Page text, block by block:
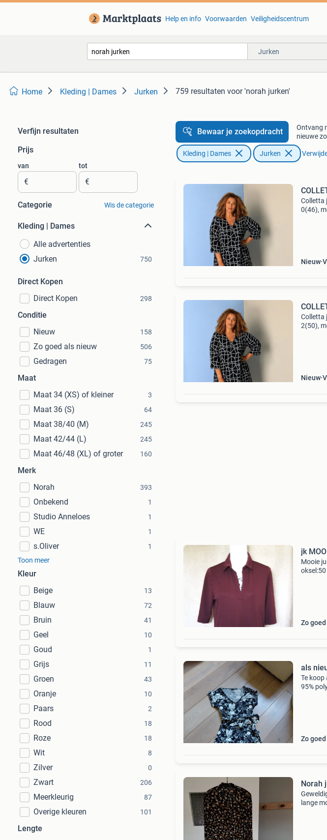
Help en info Voorwaarden Veiligheidscentrum
Jurken
Home Kleding | Dames Jurken 759 resultaten voor 'norah jurken'
Verfijn resultaten
Prijs
van
€
tot
€
Categorie Wis de categorie
Kleding | Dames
Alle advertenties
Jurken
750
Direct Kopen
Direct Kopen
298
Conditie
Nieuw
158
Zo goed als nieuw 506
Gedragen 75
Maat
Maat 34 (XS) of kleiner
3
Maat 36 (S) 64
Maat 38/40 (M) 245
Maat 42/44 (L) 245
Maat 46/48 (XL) of groter 160
Merk
Norah
393
Onbekend 1
Studio Anneloes 1
WE 1
s.Oliver
1
Toon meer
Kleur
Beige
13
Blauw 72
Bruin 41
Geel 10
Goud 1
Grijs 11
Groen 43
Oranje 10
Paars 2
Rood 18
Roze 18
Wit 8
Zilver 0
Zwart 206
Meerkleurig 87
Overige kleuren 101
Lengte
Bewaar je zoekopdracht
Ontvang
nieuwe
Kleding | Dames Jurken
Colletta
0(46),
Nieuw
Colletta
2(50),
Nieuw
Mooie
Zo
als
Te
95%
Zo
Norah
lange